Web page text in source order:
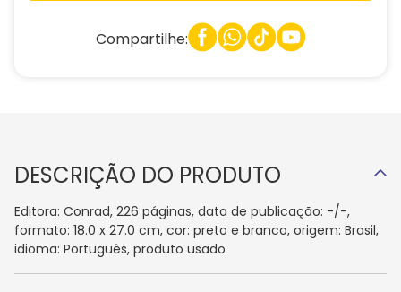
Compartilhe:
DESCRIÇÃO DO PRODUTO
Editora: Conrad, 226 páginas, data de publicação: -/-,
formato: 18.0 x 27.0 cm, cor: preto e branco, origem: Brasil,
idioma: Português, produto usado